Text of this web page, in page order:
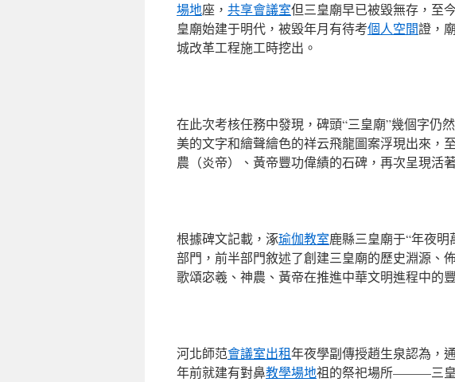
場地座， 共享會議室但三皇廟早已被毀無存，至
皇廟始建于明代，被毀年月有待考個人空間證，
城改革工程施工時挖出。
在此次考核任務中發現，碑頭“三皇廟”幾個字仍
美的文字和繪聲繪色的祥云飛龍圖案浮現出來，
農（炎帝）、黃帝豐功偉績的石碑，再次呈現活
根據碑文記載，涿瑜伽教室鹿縣三皇廟于“年夜
部門，前半部門敘述了創建三皇廟的歷史淵源、
歌頌宓羲、神農、黃帝在推進中華文明進程中的
河北師范會議室出租年夜學副傳授趙生泉認為，
年前就建有對鼻教學場地祖的祭祀場所———三皇